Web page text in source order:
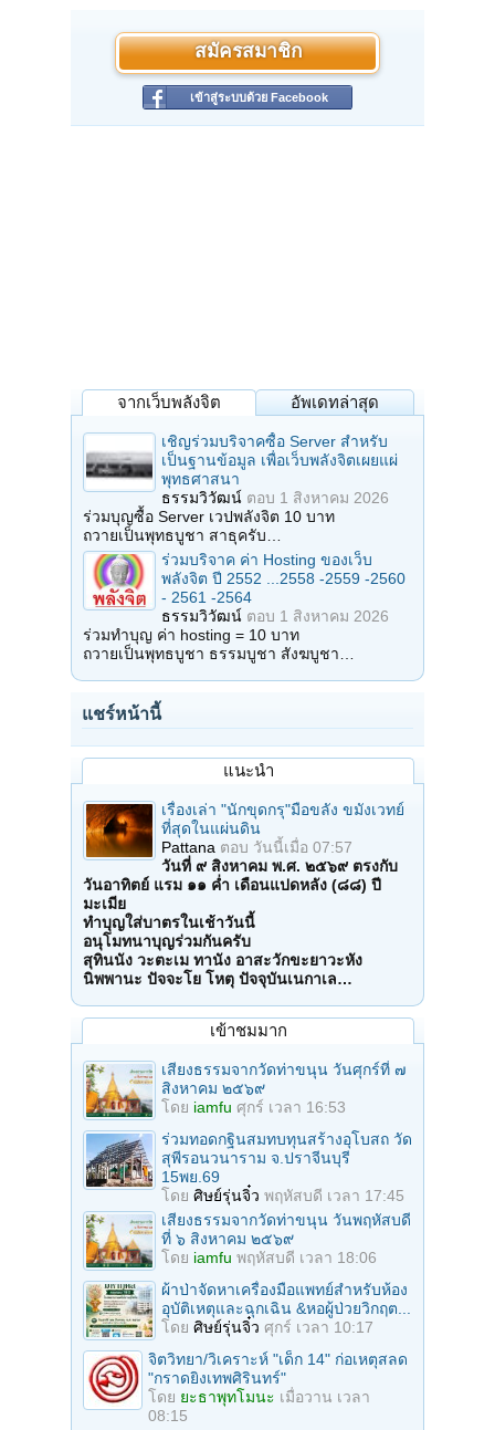
สมัครสมาชิก
เข้าสู่ระบบด้วย Facebook
จากเว็บพลังจิต อัพเดทล่าสุด
เชิญร่วมบริจาคซื้อ Server สำหรับ
เป็นฐานข้อมูล เพื่อเว็บพลังจิตเผยแผ่
พุทธศาสนา
ธรรมวิวัฒน์ ตอบ 1 สิงหาคม 2026
ร่วมบุญซื้อ Server เวปพลังจิต 10 บาท
ถวายเป็นพุทธบูชา สาธุครับ…
ร่วมบริจาค ค่า Hosting ของเว็บ
พลังจิต ปี 2552 ...2558 -2559 -2560
- 2561 -2564
ธรรมวิวัฒน์ ตอบ 1 สิงหาคม 2026
ร่วมทำบุญ ค่า hosting = 10 บาท
ถวายเป็นพุทธบูชา ธรรมบูชา สังฆบูชา…
แชร์หน้านี้
แนะนำ
เรื่องเล่า "นักขุดกรุ"มือขลัง ขมังเวทย์
ที่สุดในแผ่นดิน
Pattana ตอบ วันนี้เมื่อ 07:57
วันที่ ๙ สิงหาคม พ.ศ. ๒๕๖๙ ตรงกับ
วันอาทิตย์ แรม ๑๑ ค่ำ เดือนแปดหลัง (๘๘) ปี
มะเมีย
ทำบุญใส่บาตรในเช้าวันนี้
อนุโมทนาบุญร่วมกันครับ
สุทินนัง วะตะเม ทานัง อาสะวักขะยาวะหัง
นิพพานะ ปัจจะโย โหตุ ปัจจุบันเนกาเล…
เข้าชมมาก
เสียงธรรมจากวัดท่าขนุน วันศุกร์ที่ ๗
สิงหาคม ๒๕๖๙
โดย iamfu ศุกร์ เวลา 16:53
ร่วมทอดกฐินสมทบทุนสร้างอุโบสถ วัด
สุพีรอนวนาราม จ.ปราจีนบุรี
15พย.69
โดย ศิษย์รุ่นจิ๋ว พฤหัสบดี เวลา 17:45
เสียงธรรมจากวัดท่าขนุน วันพฤหัสบดี
ที่ ๖ สิงหาคม ๒๕๖๙
โดย iamfu พฤหัสบดี เวลา 18:06
ผ้าป่าจัดหาเครื่องมือแพทย์สำหรับห้อง
อุบัติเหตุและฉุกเฉิน &หอผู้ป่วยวิกฤต...
โดย ศิษย์รุ่นจิ๋ว ศุกร์ เวลา 10:17
จิตวิทยา/วิเคราะห์ "เด็ก 14" ก่อเหตุสลด
"กราดยิงเทพศิรินทร์"
โดย ยะธาพุทโมนะ เมื่อวาน เวลา
08:15